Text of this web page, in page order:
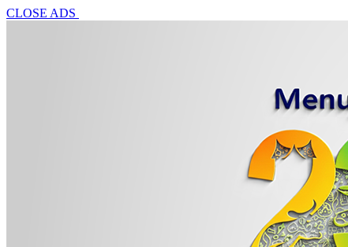
CLOSE ADS